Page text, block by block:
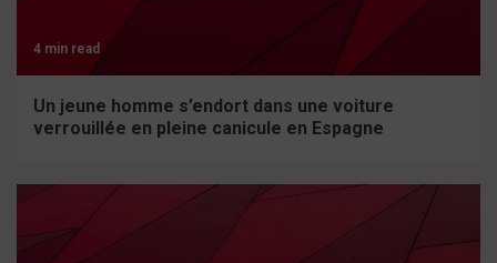
4 min read
Un jeune homme s’endort dans une voiture
verrouillée en pleine canicule en Espagne